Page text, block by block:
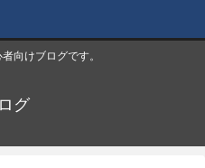
向けブログです。
グ